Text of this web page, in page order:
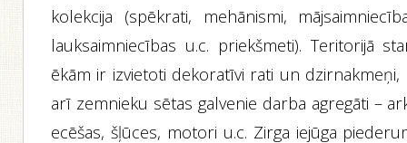
kolekcija (spēkrati, mehānismi,
lauksaimniecības u.c. priekšmeti). Teritorijā
ēkām ir izvietoti dekoratīvi rati un dzirnakmeņi,
arī zemnieku sētas galvenie darba agregāti –
ecēšas, šļūces, motori u.c. Zirga iejūga